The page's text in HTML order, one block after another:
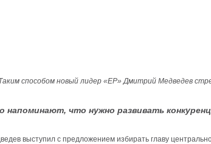
способом новый лидер «ЕР» Дмитрий Медведев
что нужно развивать
выступил с предложением избирать главу